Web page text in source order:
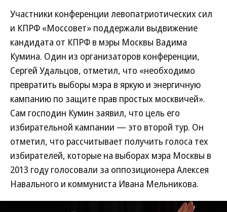
Участники конференции левопатриотических сил
и КПРФ «Моссовет» поддержали выдвижение
кандидата от КПРФ в мэры Москвы Вадима
Кумина. Один из организаторов конференции,
Сергей Удальцов, отметил, что «необходимо
превратить выборы мэра в яркую и энергичную
кампанию по защите прав простых москвичей».
Сам господин Кумин заявил, что цель его
избирательной кампании — это второй тур. Он
отметил, что рассчитывает получить голоса тех
избирателей, которые на выборах мэра Москвы в
2013 году голосовали за оппозиционера Алексея
Навального и коммуниста Ивана Мельникова.